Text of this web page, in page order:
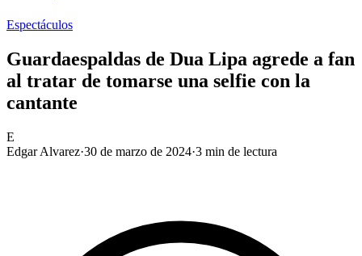
Espectáculos
Guardaespaldas de Dua Lipa agrede a fan
al tratar de tomarse una selfie con la
cantante
E
Edgar Alvarez·30 de marzo de 2024·3 min de lectura